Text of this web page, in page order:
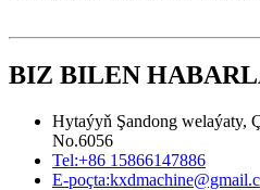
BIZ BILEN
Hytaýyň Şandong welaýaty,
No.6056
Tel:+86 15866147886
E-poçta: